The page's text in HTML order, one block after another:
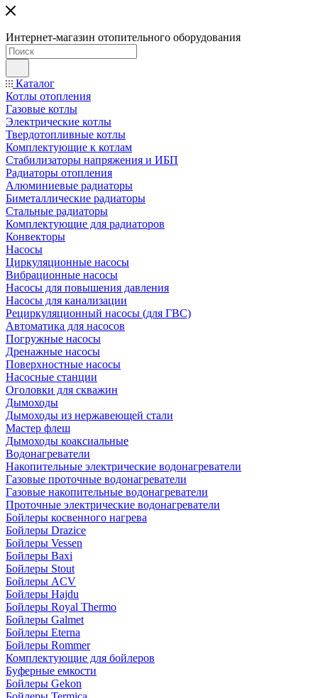
Интернет-магазин отопительного оборудования
Каталог
Котлы отопления
Газовые котлы
Электрические котлы
Твердотопливные котлы
Комплектующие к котлам
Стабилизаторы напряжения и ИБП
Радиаторы отопления
Алюминиевые радиаторы
Биметаллические радиаторы
Стальные радиаторы
Комплектующие для радиаторов
Конвекторы
Насосы
Циркуляционные насосы
Вибрационные насосы
Насосы для повышения давления
Насосы для канализации
Рециркуляционный насосы (для ГВС)
Автоматика для насосов
Погружные насосы
Дренажные насосы
Поверхностные насосы
Насосные станции
Оголовки для скважин
Дымоходы
Дымоходы из нержавеющей стали
Мастер флеш
Дымоходы коаксиальные
Водонагреватели
Накопительные электрические водонагреватели
Газовые проточные водонагреватели
Газовые накопительные водонагреватели
Проточные электрические водонагреватели
Бойлеры косвенного нагрева
Бойлеры Drazice
Бойлеры Vessen
Бойлеры Baxi
Бойлеры Stout
Бойлеры ACV
Бойлеры Hajdu
Бойлеры Royal Thermo
Бойлеры Galmet
Бойлеры Eterna
Бойлеры Rommer
Комплектующие для бойлеров
Буферные емкости
Бойлеры Gekon